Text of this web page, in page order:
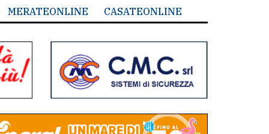
MERATEONLINE CASATEONLINE